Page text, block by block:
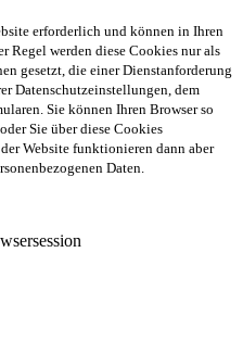
erforderlich und können in Ihren
Regel werden diese Cookies nur als
gesetzt, die einer Dienstanforderung
Datenschutzeinstellungen, dem
Sie können Ihren Browser so
Sie über diese Cookies
Website funktionieren dann aber
Daten.